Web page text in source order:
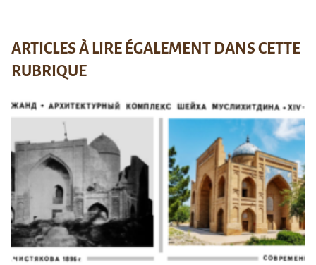
ARTICLES À LIRE ÉGALEMENT DANS CETTE
RUBRIQUE